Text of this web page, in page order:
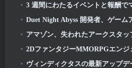
3 週間にわたるイベントと報酬でマビノ
Duet Night Abyss 開発者、ゲームアップデート後の最近のマ
アマゾン、失われたアークスタッ
2DファンタジーMMORPGエンジェルスオンラ
ヴィンディクタスの最新アップデートでは、プレイヤーがカリバーンの守